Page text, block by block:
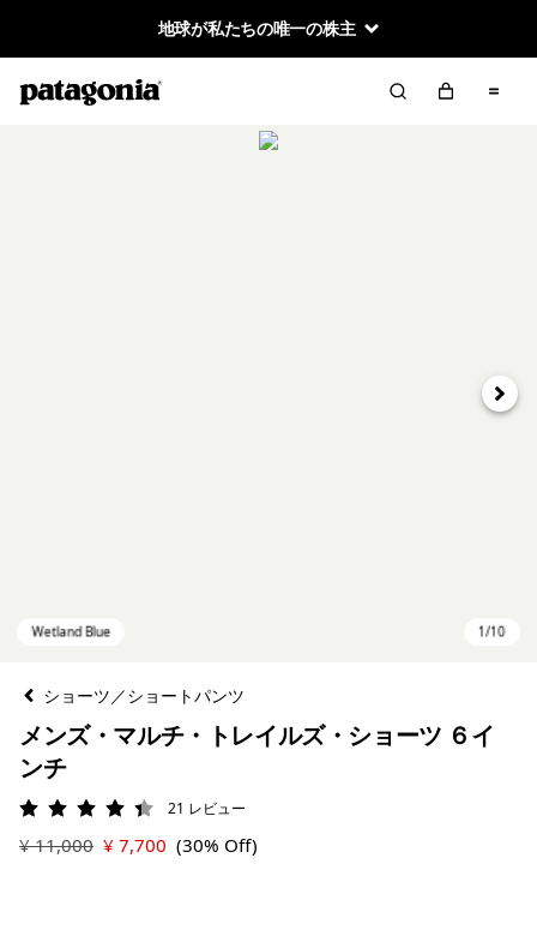
地球が私たちの唯一の株主
次へ
ショーツ／ショートパンツ
メンズ・マルチ・トレイルズ・ショーツ ６イ
ンチ
評価: 4.4 / 5
21 レビュー
¥ 11,000 ¥ 7,700 (30% Off)